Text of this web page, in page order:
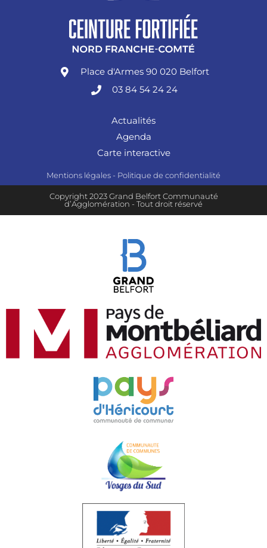
Place d'Armes 90 020 Belfort
03 84 54 24 24
Actualités
Agenda
Carte interactive
Mentions légales - Politique de confidentialité
Copyright 2023 Grand Belfort Communauté
d’Agglomération - Tout droit réservé